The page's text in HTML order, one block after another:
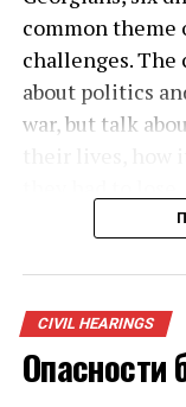
common theme
challenges.
about politics
war, but talk
managed to
not start the
who fought, but
conflict
CIVIL HEARINGS
Опасности